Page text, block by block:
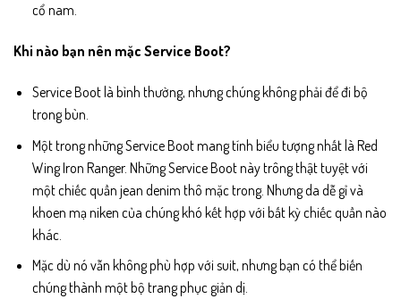
cổ nam.
Khi nào bạn nên mặc Service Boot?
Service Boot là bình thường, nhưng chúng không phải để đi bộ
trong bùn.
Một trong những Service Boot mang tính biểu tượng nhất là Red
Wing Iron Ranger. Những Service Boot này trông thật tuyệt với
một chiếc quần jean denim thô mặc trong. Nhưng da dễ gỉ và
khoen mạ niken của chúng khó kết hợp với bất kỳ chiếc quần nào
khác.
Mặc dù nó vẫn không phù hợp với suit, nhưng bạn có thể biến
chúng thành một bộ trang phục giản dị.